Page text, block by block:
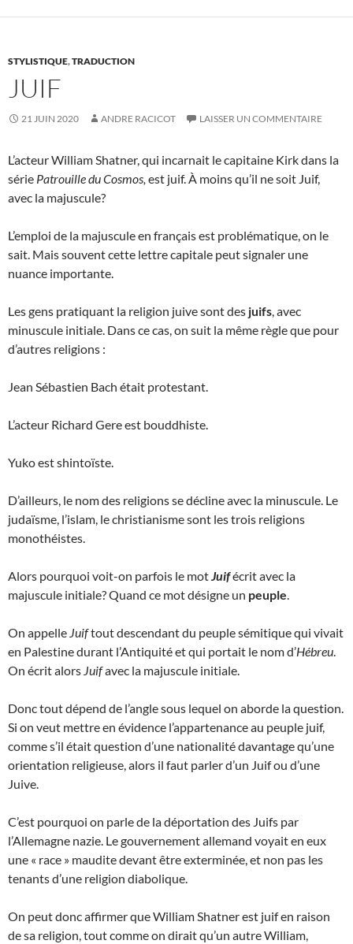
STYLISTIQUE,TRADUCTION
JUIF
21 JUIN 2020 ANDRE RACICOT LAISSER UN COMMENTAIRE
L’acteur William Shatner, qui incarnait le capitaine Kirk dans la
série Patrouille du Cosmos, est juif. À moins qu’il ne soit Juif,
avec la majuscule?
L’emploi de la majuscule en français est problématique, on le
sait. Mais souvent cette lettre capitale peut signaler une
nuance importante.
Les gens pratiquant la religion juive sont des juifs, avec
minuscule initiale. Dans ce cas, on suit la même règle que pour
d’autres religions :
Jean Sébastien Bach était protestant.
L’acteur Richard Gere est bouddhiste.
Yuko est shintoïste.
D’ailleurs, le nom des religions se décline avec la minuscule. Le
judaïsme, l’islam, le christianisme sont les trois religions
monothéistes.
Alors pourquoi voit-on parfois le motJuifécrit avec la
majuscule initiale? Quand ce mot désigne un peuple.
On appelle Juiftout descendant du peuple sémitique qui vivait
en Palestine durant l’Antiquité et qui portait le nom d’Hébreu.
On écrit alors Juifavec la majuscule initiale.
Donc tout dépend de l’angle sous lequel on aborde la question.
Si on veut mettre en évidence l’appartenance au peuple juif,
comme s’il était question d’une nationalité davantage qu’une
orientation religieuse, alors il faut parler d’un Juif ou d’une
Juive.
C’est pourquoi on parle de la déportation des Juifs par
l’Allemagne nazie. Le gouvernement allemand voyait en eux
une « race » maudite devant être exterminée, et non pas les
tenants d’une religion diabolique.
On peut donc affirmer que William Shatner est juif en raison
de sa religion, tout comme on dirait qu’un autre William,